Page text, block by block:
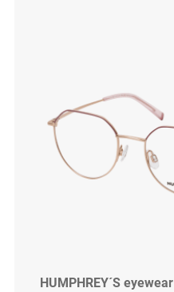
HUMPHREY´S eyewear